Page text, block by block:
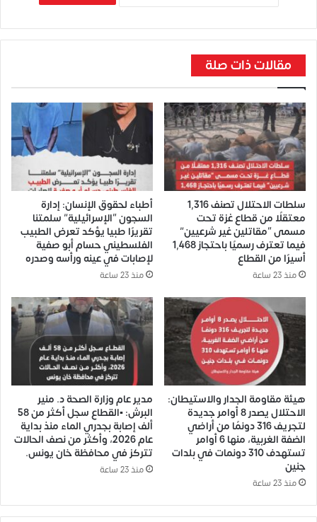
مقالات ذات صلة
سلطات الاحتلال تصنف 1,316
معتقلًا من قطاع غزة تحت
مسمى “مقاتلين غير شرعيين”
فيما تعترف رسميًا باحتجاز 1,468
أسيرًا من القطاع
منذ 23 ساعة
أطباء لحقوق الإنسان: إدارة
السجون “الإسرائيلية” سلمتنا
تقريرًا طبيا يؤكد تعرض الطبيب
الفلسطيني حسام أبو صفية
لإصابات في عينه ورأسه وصدره
منذ 23 ساعة
هيئة مقاومة الجدار والاستيطان:
الاحتلال يصدر 8 أوامر جديدة
لتجريف 316 دونمًا من أراضي
الضفة الغربية، منها 6 أوامر
تستهدف 310 دونمات في بلدات
جنين
منذ 23 ساعة
مدير عام وزارة الصحة د. منير
البرش: ▪️القطاع سجل أكثر من 58
ألف إصابة بجدري الماء منذ بداية
عام 2026، وأكثر من نصف الحالات
تتركز في محافظة خان يونس.
منذ 23 ساعة